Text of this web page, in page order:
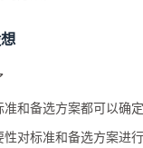
准和备选方案都可以确定
对标准和备选方案进